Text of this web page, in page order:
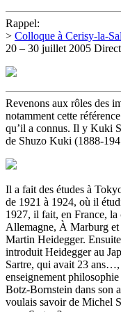
Rappel:
> Colloque à Cerisy-la-
20 – 30 juillet 2005
Revenons aux rôles des
notamment cette
qu’il a connus. Il y Kuki
de Shuzo Kuki (1888-
Il a fait des études à
de 1921 à 1924, où il
1927, il fait, en France, la
Allemagne, À Marburg
Martin Heidegger.
introduit Heidegger au
Sartre, qui avait 23
enseignement
Botz-Bornstein dans son
voulais savoir de Michel